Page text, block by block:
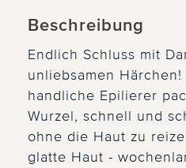
Beschreibung
Endlich Schluss mit
unliebsamen Härchen!
handliche Epilierer
Wurzel, schnell und
ohne die Haut zu
glatte Haut -